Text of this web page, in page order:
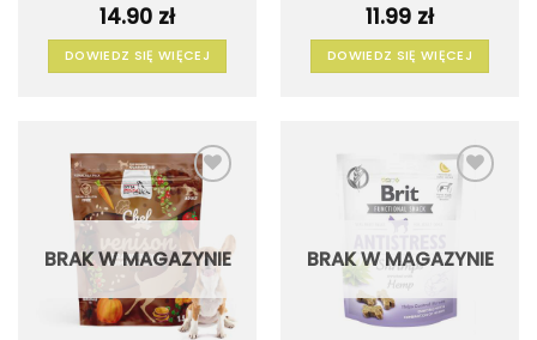
14.90 zł
DOWIEDZ SIĘ WIĘCEJ
11.99 zł
DOWIEDZ SIĘ WIĘCEJ
BRAK W MAGAZYNIE BRAK W MAGAZYNIE